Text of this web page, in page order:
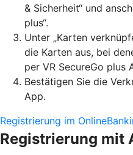
& Sicherheit“ und
plus“.
Unter „Karten
die Karten aus, bei
per VR SecureGo plus
Bestätigen Sie die
App.
Registrierung im
Registrierung mit